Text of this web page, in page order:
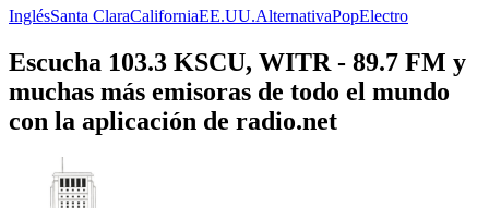
InglésSanta ClaraCaliforniaEE.UU.AlternativaPopElectro
Escucha 103.3 KSCU, WITR - 89.7 FM y
muchas más emisoras de todo el mundo
con la aplicación de radio.net